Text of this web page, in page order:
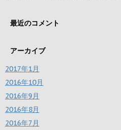
最近のコメント
アーカイブ
2017年1月
2016年10月
2016年9月
2016年8月
2016年7月